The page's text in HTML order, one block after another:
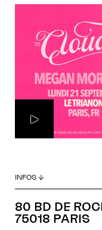
INFOS ↓
80 BD DE
75018 PARIS